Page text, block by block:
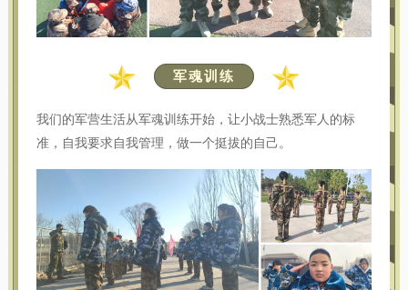
军魂训练
我们的军营生活从军魂训练开始，让小战士熟悉军人的标
准，自我要求自我管理，做一个挺拔的自己。